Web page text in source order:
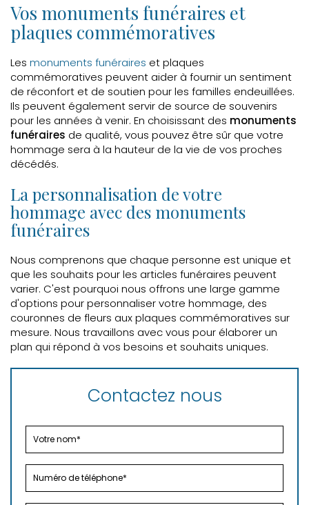
Vos monuments funéraires et
plaques commémoratives
Les monuments funéraires et plaques
commémoratives peuvent aider à fournir un sentiment
de réconfort et de soutien pour les familles endeuillées.
Ils peuvent également servir de source de souvenirs
pour les années à venir. En choisissant des monuments
funéraires de qualité, vous pouvez être sûr que votre
hommage sera à la hauteur de la vie de vos proches
décédés.
La personnalisation de votre
hommage avec des monuments
funéraires
Nous comprenons que chaque personne est unique et
que les souhaits pour les articles funéraires peuvent
varier. C'est pourquoi nous offrons une large gamme
d'options pour personnaliser votre hommage, des
couronnes de fleurs aux plaques commémoratives sur
mesure. Nous travaillons avec vous pour élaborer un
plan qui répond à vos besoins et souhaits uniques.
Contactez nous